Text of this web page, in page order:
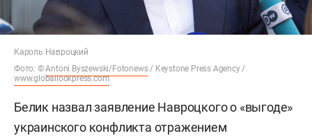
Кароль Навроцкий
Фото: ©Antoni Byszewski/Fotonews/ Keystone Press Agency /
www.globallookpress.com
Белик назвал заявление Навроцкого о «выгоде»
украинского конфликта отражением